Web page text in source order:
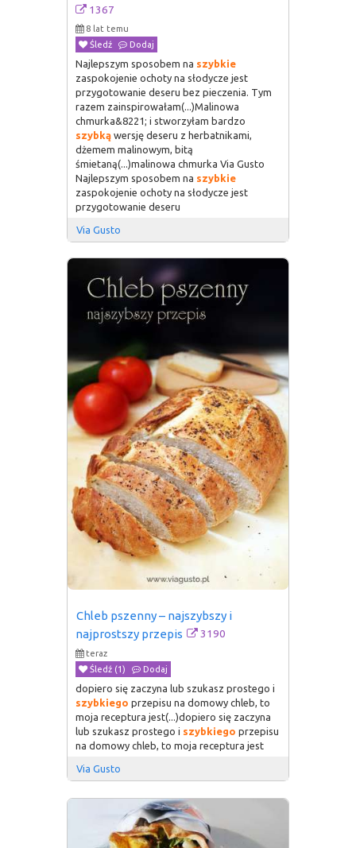
1367
8 lat temu
Śledź
Dodaj
Najlepszym sposobem na szybkie
zaspokojenie ochoty na słodycze jest
przygotowanie deseru bez pieczenia. Tym
razem zainspirowałam(...)Malinowa
chmurka&8221; i stworzyłam bardzo
szybką wersję deseru z herbatnikami,
dżemem malinowym, bitą
śmietaną(...)malinowa chmurka Via Gusto
Najlepszym sposobem na szybkie
zaspokojenie ochoty na słodycze jest
przygotowanie deseru
Via Gusto
Chleb pszenny – najszybszy i
najprostszy przepis
3190
teraz
Śledź (1)
Dodaj
dopiero się zaczyna lub szukasz prostego i
szybkiego przepisu na domowy chleb, to
moja receptura jest(...)dopiero się zaczyna
lub szukasz prostego i szybkiego przepisu
na domowy chleb, to moja receptura jest
Via Gusto